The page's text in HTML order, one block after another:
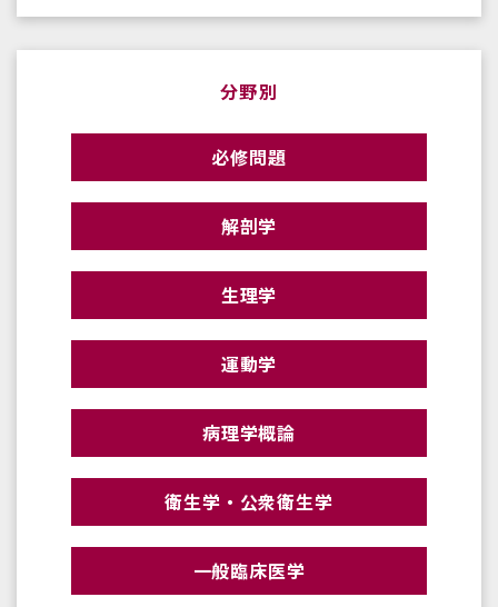
分野別
必修問題
解剖学
生理学
運動学
病理学概論
衛生学・公衆衛生学
一般臨床医学